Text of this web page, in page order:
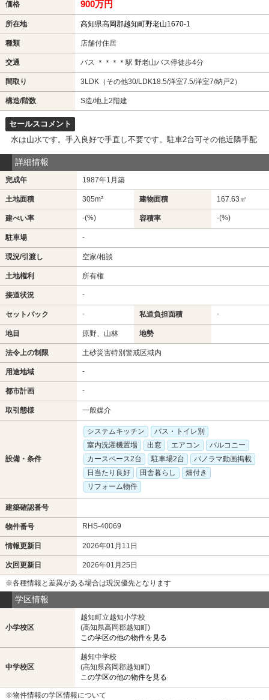
価格 900万円
所在地 高知県高岡郡越知町野老山1670-1
種類 店舗付住居
交通 バス ＊＊＊＊駅 野老山バス停徒歩4分
間取り 3LDK（その他30/LDK18.5/洋室7.5/洋室7/納戸2）
構造/階数 S造/地上2階建
セールスコメント
水は山水です。手入良好で手直し不要です。駐車2台可その他近隣手配
詳細情報
完成年 1987年1月築
土地面積 305m² 建物面積 167.63㎡
建ぺい率 -(%) 容積率 -(%)
駐車場 -
現況/引渡し 空家/相談
土地権利 所有権
接道状況 -
セットバック - 私道負担面積 -
地目 原野、山林 地勢
法令上の制限 土砂災害特別警戒区域内
用途地域 -
都市計画 -
取引態様 一般媒介
設備・条件
システムキッチン
バス・トイレ別
室内洗濯機置場
出窓 エアコン
バルコニー
カースペース2台
駐車場2台
パノラマ動画掲載
日当たり良好
田舎暮らし
畑付き
リフォーム物件
建築確認番号
物件番号 RHS-40069
情報更新日 2026年01月11日
次回更新日 2026年01月25日
※各種情報と差異がある場合は現況優先となります
学区情報
小学校区
越知町立越知小学校
(高知県高岡郡越知町)
この学区の他の物件を見る
中学校区
越知中学校
(高知県高岡郡越知町)
この学区の他の物件を見る
※物件情報の学区情報について